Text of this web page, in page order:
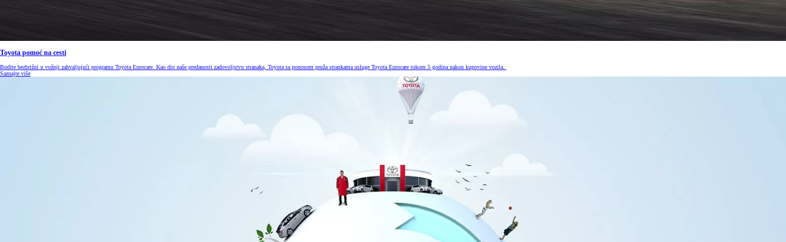
Toyota pomoć na cesti
Budite bezbrižni u vožnji zahvaljujući programu Toyota Eurocare. Kao dio naše predanosti zadovoljstvu stranaka, Toyota sa ponosom pruža strankama usluge Toyota Eurocare tokom 5 godina nakon kupovine vozila.
Saznajte više